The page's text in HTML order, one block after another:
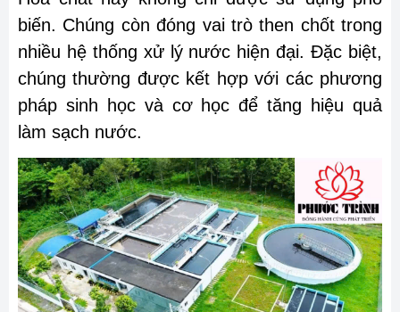
biến. Chúng còn đóng vai trò then chốt trong
nhiều hệ thống xử lý nước hiện đại. Đặc biệt,
chúng thường được kết hợp với các phương
pháp sinh học và cơ học để tăng hiệu quả
làm sạch nước.